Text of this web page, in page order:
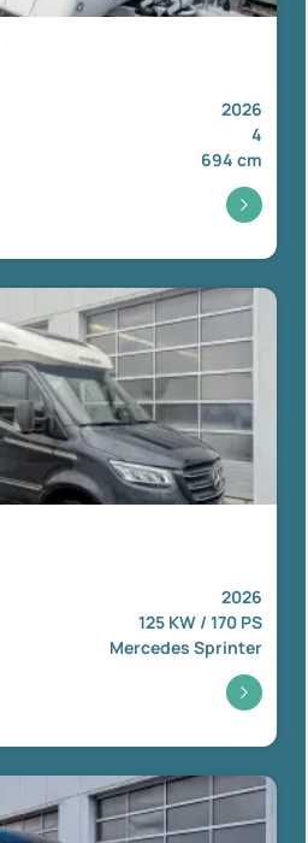
2026
4
694 cm
2026
125 KW / 170 PS
Mercedes Sprinter